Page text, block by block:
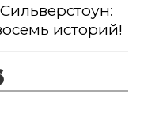
историй!